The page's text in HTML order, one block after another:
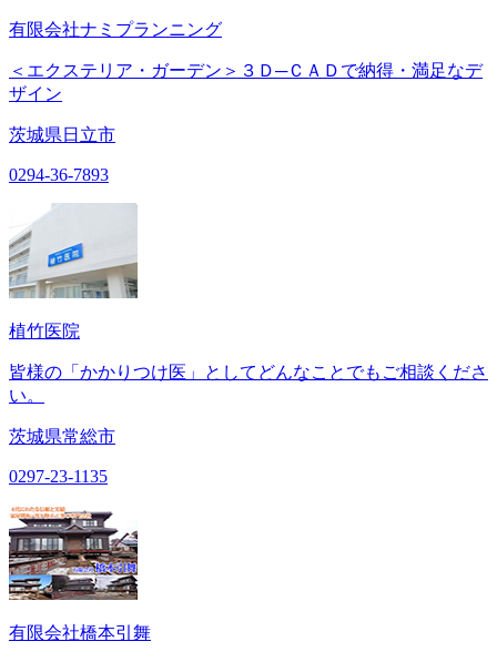
有限会社ナミプランニング
＜エクステリア・ガーデン＞３Ｄ─ＣＡＤで納得・満足なデ
ザイン
茨城県日立市
0294-36-7893
植竹医院
皆様の「かかりつけ医」としてどんなことでもご相談くださ
い。
茨城県常総市
0297-23-1135
有限会社橋本引舞